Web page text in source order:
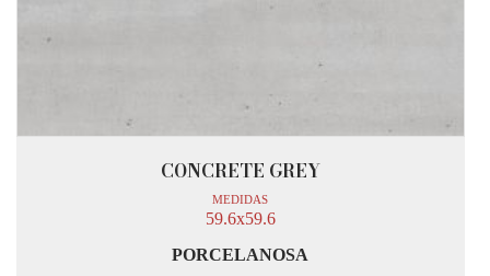
CONCRETE GREY
MEDIDAS
59.6x59.6
PORCELANOSA